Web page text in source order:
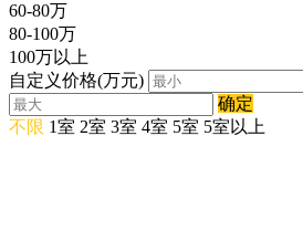
60-80万
80-100万
100万以上
自定义价格(万元)
确定
不限 1室 2室 3室 4室 5室 5室以上